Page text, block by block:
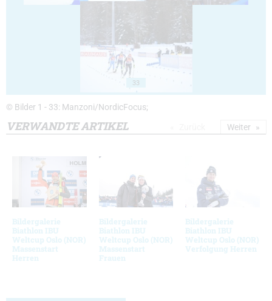
33
© Bilder 1 - 33: Manzoni/NordicFocus;
VERWANDTE ARTIKEL
Bildergalerie
Biathlon IBU
Weltcup Oslo (NOR)
Massenstart
Herren
Bildergalerie
Biathlon IBU
Weltcup Oslo (NOR)
Massenstart
Frauen
Bildergalerie
Biathlon IBU
Weltcup Oslo (NOR)
Verfolgung Herren
Weiter